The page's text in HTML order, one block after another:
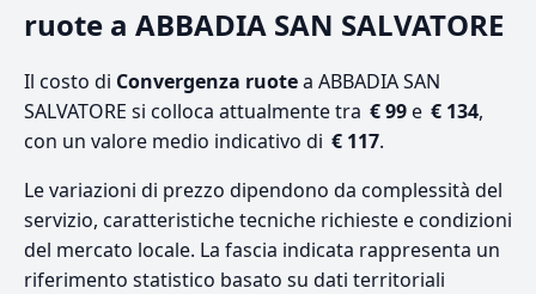
ruote a ABBADIA SAN SALVATORE
Il costo di Convergenza ruotea ABBADIA SAN
SALVATORE si colloca attualmente tra € 99e € 134,
con un valore medio indicativo di € 117.
Le variazioni di prezzo dipendono da complessità del
servizio, caratteristiche tecniche richieste e condizioni
del mercato locale. La fascia indicata rappresenta un
riferimento statistico basato su dati territoriali